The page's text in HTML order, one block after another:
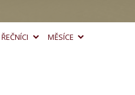
ŘEČNÍCI MĚSÍCE